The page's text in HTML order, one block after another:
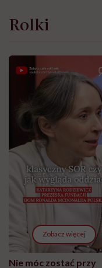
Rolki
Zobacz więcej
Nie móc zostać przy